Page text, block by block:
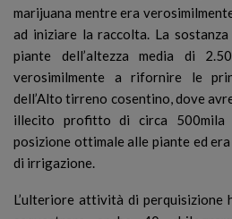
marijuana mentre era
ad iniziare la raccolta. La
piante dell’altezza media di
verosimilmente a rifornire le
dell’Alto tirreno cosentino, dove
illecito profitto di circa 500mila
posizione ottimale alle piante ed
di irrigazione.
L’ulteriore attività di perquisizione